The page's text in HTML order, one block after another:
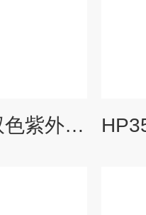
HP350UVS杭州双色紫外光谱测试辐照计